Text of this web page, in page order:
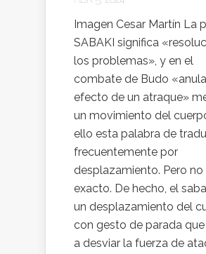
Imagen Cesar Martín La
SABAKI significa
los problemas», y en el
combate de Budo
efecto de un atraque»
un movimiento del
ello esta palabra de
frecuentemente por
desplazamiento. Pero no
exacto. De hecho, el
un desplazamiento del
con gesto de parada
a desviar la fuerza de